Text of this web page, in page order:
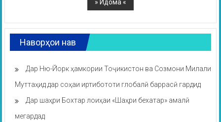
Наворҳои нав
Дар Ню-Йорк ҳамкории Тоҷикистон ва Созмони Милали
Муттаҳид дар соҳаи иртибототи глобалӣ баррасӣ гардид
Дар шаҳри Бохтар лоиҳаи «Шаҳри бехатар» амалӣ
мегардад